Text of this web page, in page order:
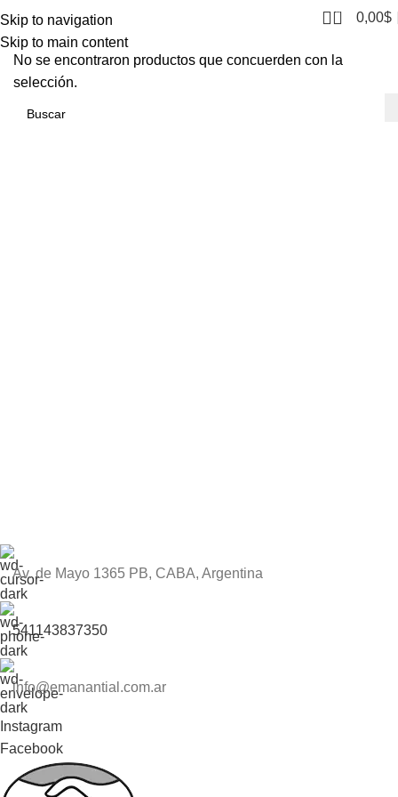
Skip to navigation
Skip to main content
0 0,00$
No se encontraron productos que concuerden con la
selección.
Av. de Mayo 1365 PB, CABA, Argentina
541143837350
info@emanantial.com.ar
Instagram
Facebook